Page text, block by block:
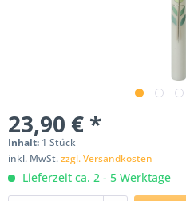
23,90 € *
Inhalt: 1 Stück
inkl. MwSt.zzgl. Versandkosten
Lieferzeit ca. 2 - 5 Werktage